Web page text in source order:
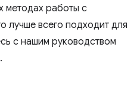
методах работы с
лучше всего подходит для
с нашим руководством
.